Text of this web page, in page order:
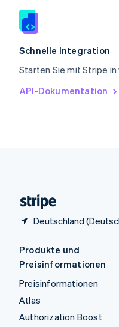
Schnelle Integration
Starten Sie mit Stripe in
API-Dokumentation
Deutschland
Spanien
Thailand
ไทยEnglish
English
English
Produkte und
Preisinformationen
Preisinformationen
Atlas
Authorization Boost